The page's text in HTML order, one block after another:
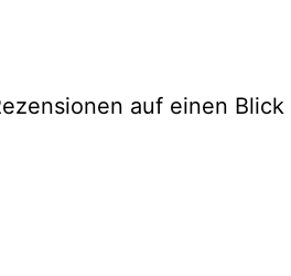
auf einen Blick